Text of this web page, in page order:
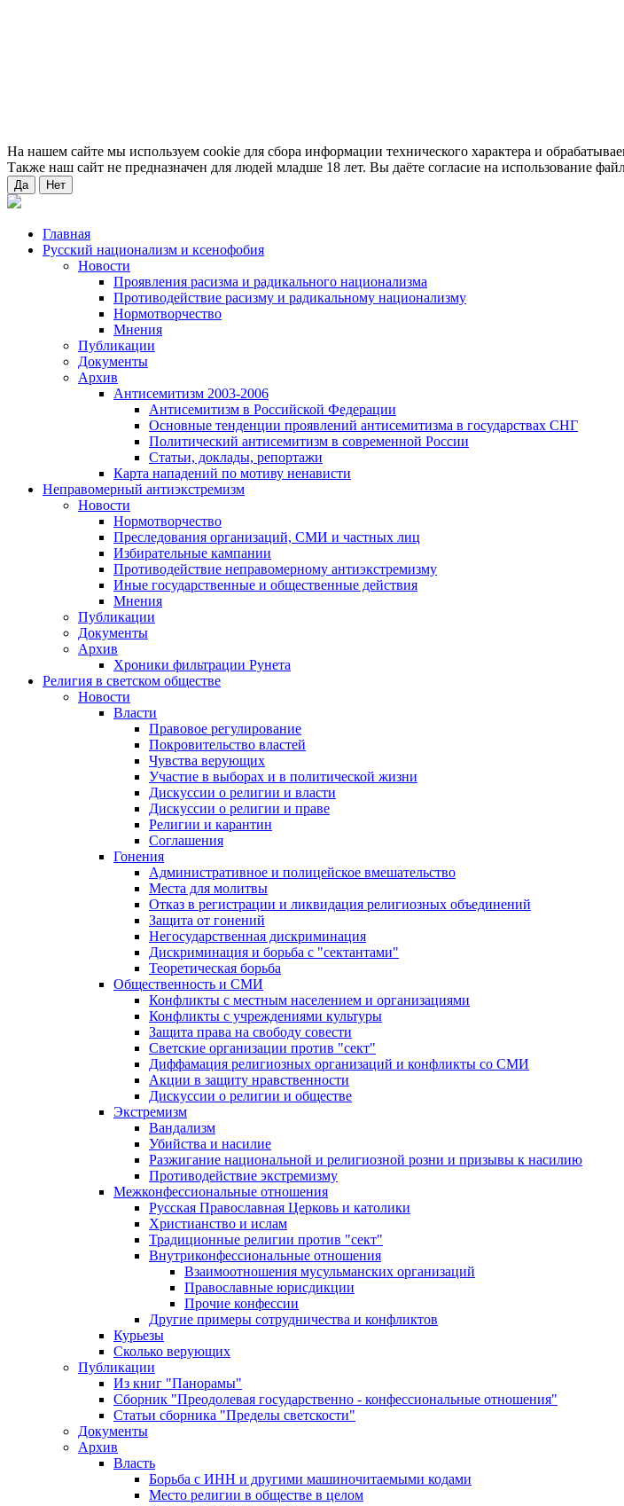
На нашем сайте мы используем cookie для сбора информации технического характера и
Также наш сайт не предназначен для людей младше 18 лет. Вы даёте согласие на использование
Да Нет
Главная
Русский национализм и ксенофобия
Новости
Проявления расизма и радикального национализма
Противодействие расизму и радикальному национализму
Нормотворчество
Мнения
Публикации
Документы
Архив
Антисемитизм 2003-2006
Антисемитизм в Российской Федерации
Основные тенденции проявлений антисемитизма в государствах СНГ
Политический антисемитизм в современной России
Статьи, доклады, репортажи
Карта нападений по мотиву ненависти
Неправомерный антиэкстремизм
Новости
Нормотворчество
Преследования организаций, СМИ и частных лиц
Избирательные кампании
Противодействие неправомерному антиэкстремизму
Иные государственные и общественные действия
Мнения
Публикации
Документы
Архив
Хроники фильтрации Рунета
Религия в светском обществе
Новости
Власти
Правовое регулирование
Покровительство властей
Чувства верующих
Участие в выборах и в политической жизни
Дискуссии о религии и власти
Дискуссии о религии и праве
Религии и карантин
Соглашения
Гонения
Административное и полицейское вмешательство
Места для молитвы
Отказ в регистрации и ликвидация религиозных объединений
Защита от гонений
Негосударственная дискриминация
Дискриминация и борьба с "сектантами"
Теоретическая борьба
Общественность и СМИ
Конфликты с местным населением и организациями
Конфликты с учреждениями культуры
Защита права на свободу совести
Светские организации против "сект"
Диффамация религиозных организаций и конфликты со СМИ
Акции в защиту нравственности
Дискуссии о религии и обществе
Экстремизм
Вандализм
Убийства и насилие
Разжигание национальной и религиозной розни и призывы к насилию
Противодействие экстремизму
Межконфессиональные отношения
Русская Православная Церковь и католики
Христианство и ислам
Традиционные религии против "сект"
Внутриконфессиональные отношения
Взаимоотношения мусульманских организаций
Православные юрисдикции
Прочие конфессии
Другие примеры сотрудничества и конфликтов
Курьезы
Сколько верующих
Публикации
Из книг "Панорамы"
Сборник "Преодолевая государственно - конфессиональные отношения"
Статьи сборника "Пределы светскости"
Документы
Архив
Власть
Борьба с ИНН и другими машиночитаемыми кодами
Место религии в обществе в целом